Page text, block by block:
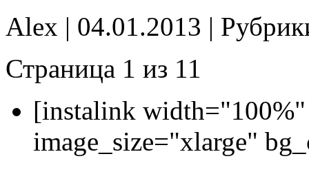
Alex | 04.01.2013 |
Страница 1 из 11
[instalink
image_size="xlarge"